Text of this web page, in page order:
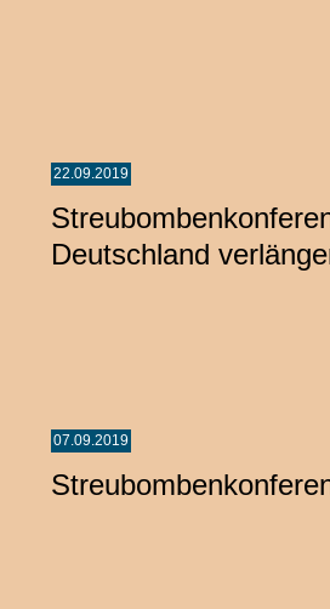
22.09.2019
Deutschland
07.09.2019